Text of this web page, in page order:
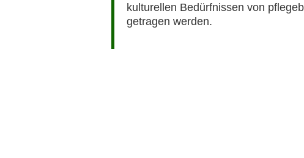
kulturellen Bedürfnissen von
getragen werden.